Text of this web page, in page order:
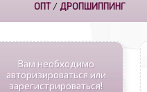
ОПТ/ ДРОПШИППИНГ
Вам необходимо
авторизироваться или
зарегистрироваться!